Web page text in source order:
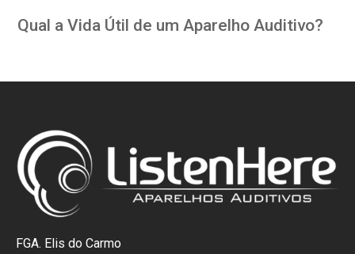
Qual a Vida Útil de um Aparelho Auditivo?
FGA. Elis do Carmo